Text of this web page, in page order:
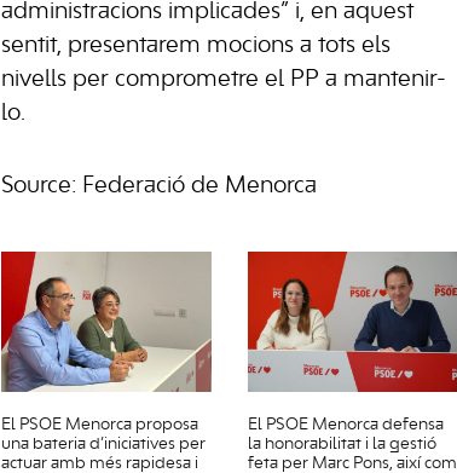
administracions implicades” i, en aquest
sentit, presentarem mocions a tots els
nivells per comprometre el PP a mantenir-
lo.
Source: Federació de Menorca
El PSOE Menorca proposa
una bateria d’iniciatives per
actuar amb més rapidesa i
El PSOE Menorca defensa
la honorabilitat i la gestió
feta per Marc Pons, així com